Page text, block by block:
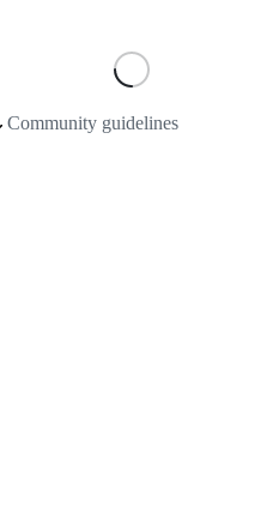
Community guidelines